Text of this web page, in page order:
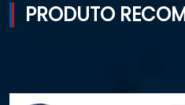
PRODUTO